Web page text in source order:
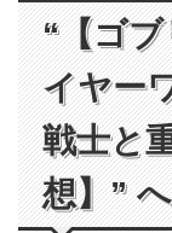
“【ゴ
イヤー
戦士と
想】”